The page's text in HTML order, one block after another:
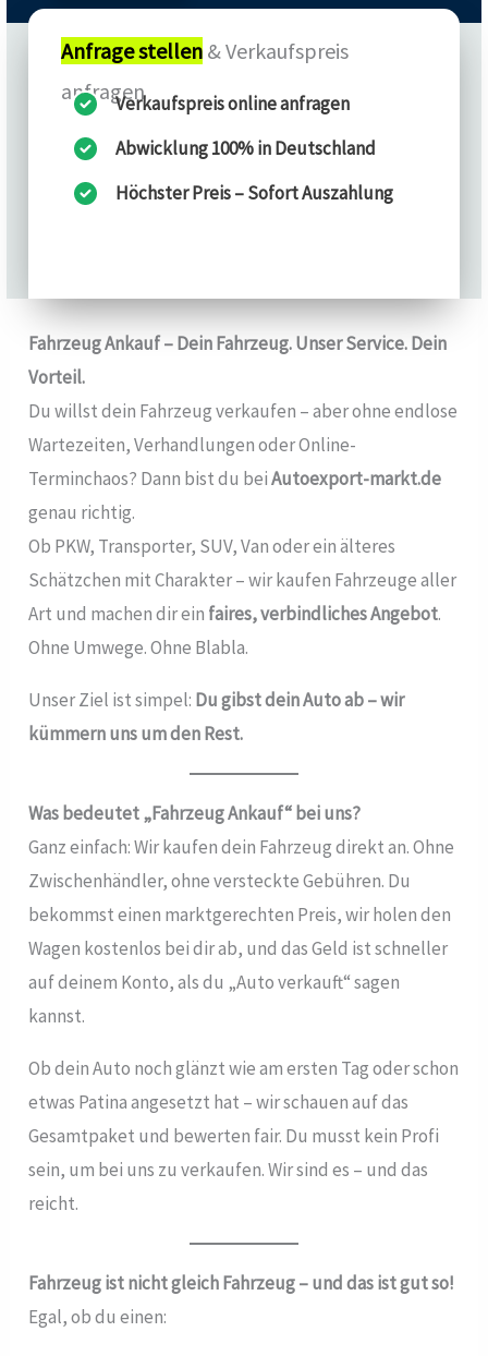
Anfrage stellen & Verkaufspreis
anfragenVerkaufspreis online anfragen
Abwicklung 100% in Deutschland
Höchster Preis – Sofort Auszahlung
Fahrzeug Ankauf – Dein Fahrzeug. Unser Service. Dein
Vorteil.
Du willst dein Fahrzeug verkaufen – aber ohne endlose
Wartezeiten, Verhandlungen oder Online-
Terminchaos? Dann bist du beiAutoexport-markt.de
genau richtig.
Ob PKW, Transporter, SUV, Van oder ein älteres
Schätzchen mit Charakter – wir kaufen Fahrzeuge aller
Art und machen dir ein faires, verbindliches Angebot.
Ohne Umwege. Ohne Blabla.
Unser Ziel ist simpel: Du gibst dein Auto ab – wir
kümmern uns um den Rest.
Was bedeutet „Fahrzeug Ankauf“ bei uns?
Ganz einfach: Wir kaufen dein Fahrzeug direkt an. Ohne
Zwischenhändler, ohne versteckte Gebühren. Du
bekommst einen marktgerechten Preis, wir holen den
Wagen kostenlos bei dir ab, und das Geld ist schneller
auf deinem Konto, als du „Auto verkauft“ sagen
kannst.
Ob dein Auto noch glänzt wie am ersten Tag oder schon
etwas Patina angesetzt hat – wir schauen auf das
Gesamtpaket und bewerten fair. Du musst kein Profi
sein, um bei uns zu verkaufen. Wir sind es – und das
reicht.
Fahrzeug ist nicht gleich Fahrzeug – und das ist gut so!
Egal, ob du einen: